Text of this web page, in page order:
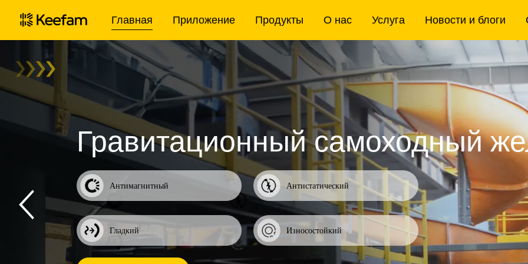
Главная Приложение Продукты О нас Услуга Новости и блоги
Гравитационный самоходный
Антимагнитный Антистатический
Гладкий Износостойкий